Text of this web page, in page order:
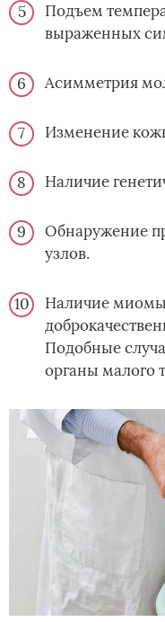
Подъем
выраженных
Асимметрия
Изменение
Наличие
Обнаружение
узлов.
Наличие миомы
Подобные
органы малого